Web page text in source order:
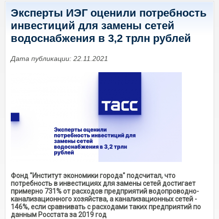
Эксперты ИЭГ оценили потребность
инвестиций для замены сетей
водоснабжения в 3,2 трлн рублей
Дата публикации: 22.11.2021
Фонд "Институт экономики города" подсчитал, что
потребность в инвестициях для замены сетей достигает
примерно 731% от расходов предприятий водопроводно-
канализационного хозяйства, а канализационных сетей -
146%, если сравнивать с расходами таких предприятий по
данным Росстата за 2019 год